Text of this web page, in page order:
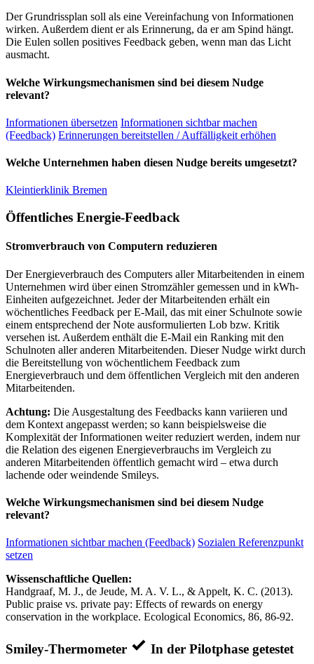
Der Grundrissplan soll als eine Vereinfachung von Informationen
wirken. Außerdem dient er als Erinnerung, da er am Spind hängt.
Die Eulen sollen positives Feedback geben, wenn man das Licht
ausmacht.
Welche Wirkungsmechanismen sind bei diesem Nudge
relevant?
Informationen übersetzen Informationen sichtbar machen
(Feedback) Erinnerungen bereitstellen / Auffälligkeit erhöhen
Welche Unternehmen haben diesen Nudge bereits umgesetzt?
Kleintierklinik Bremen
Öffentliches Energie-Feedback
Stromverbrauch von Computern reduzieren
Der Energieverbrauch des Computers aller Mitarbeitenden in einem
Unternehmen wird über einen Stromzähler gemessen und in kWh-
Einheiten aufgezeichnet. Jeder der Mitarbeitenden erhält ein
wöchentliches Feedback per E-Mail, das mit einer Schulnote sowie
einem entsprechend der Note ausformulierten Lob bzw. Kritik
versehen ist. Außerdem enthält die E-Mail ein Ranking mit den
Schulnoten aller anderen Mitarbeitenden. Dieser Nudge wirkt durch
die Bereitstellung von wöchentlichem Feedback zum
Energieverbrauch und dem öffentlichen Vergleich mit den anderen
Mitarbeitenden.
Achtung: Die Ausgestaltung des Feedbacks kann variieren und
dem Kontext angepasst werden; so kann beispielsweise die
Komplexität der Informationen weiter reduziert werden, indem nur
die Relation des eigenen Energieverbrauchs im Vergleich zu
anderen Mitarbeitenden öffentlich gemacht wird – etwa durch
lachende oder weindende Smileys.
Welche Wirkungsmechanismen sind bei diesem Nudge
relevant?
Informationen sichtbar machen (Feedback) Sozialen Referenzpunkt
setzen
Wissenschaftliche Quellen:
Handgraaf, M. J., de Jeude, M. A. V. L., & Appelt, K. C. (2013).
Public praise vs. private pay: Effects of rewards on energy
conservation in the workplace. Ecological Economics, 86, 86-92.
Smiley-Thermometer In der Pilotphase getestet